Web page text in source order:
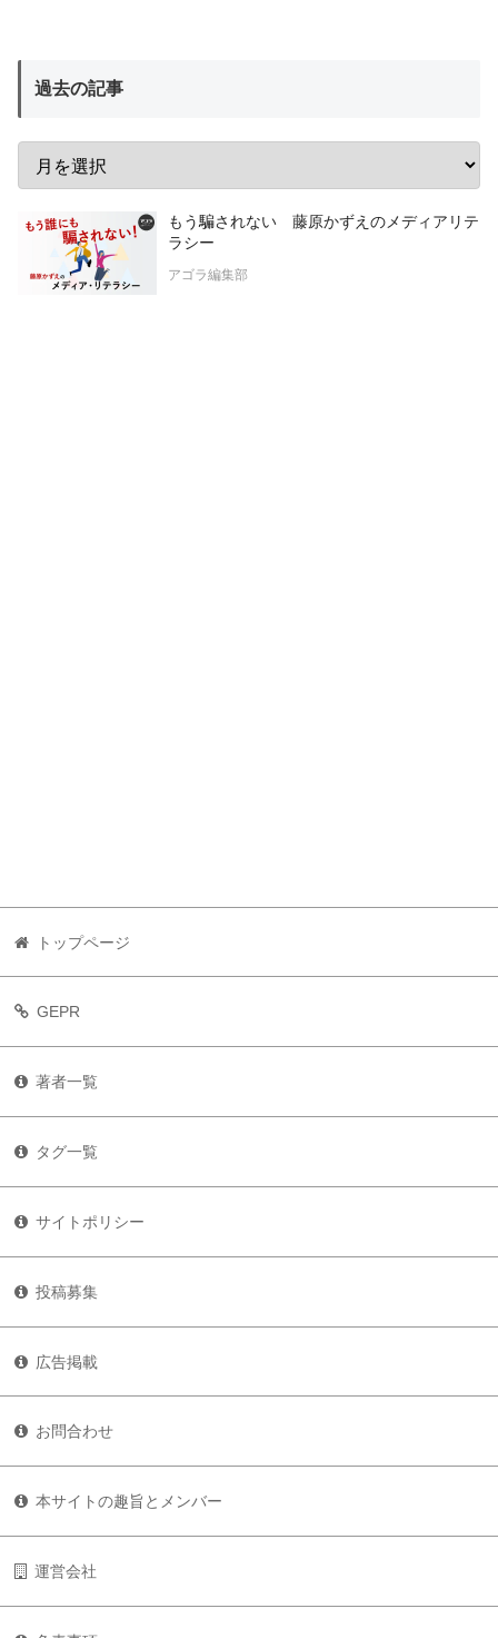
過去の記事
もう騙されない 藤原かずえのメディアリテ
ラシー
アゴラ編集部
トップページ
GEPR
著者一覧
タグ一覧
サイトポリシー
投稿募集
広告掲載
お問合わせ
本サイトの趣旨とメンバー
運営会社